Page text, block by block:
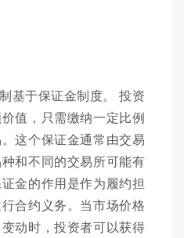
基于保证金制度。 投资
值，只需缴纳一定比例
这个保证金通常由交易
和不同的交易所可能有
金的作用是作为履约担
合约义务。当市场价格
动时，投资者可以获得